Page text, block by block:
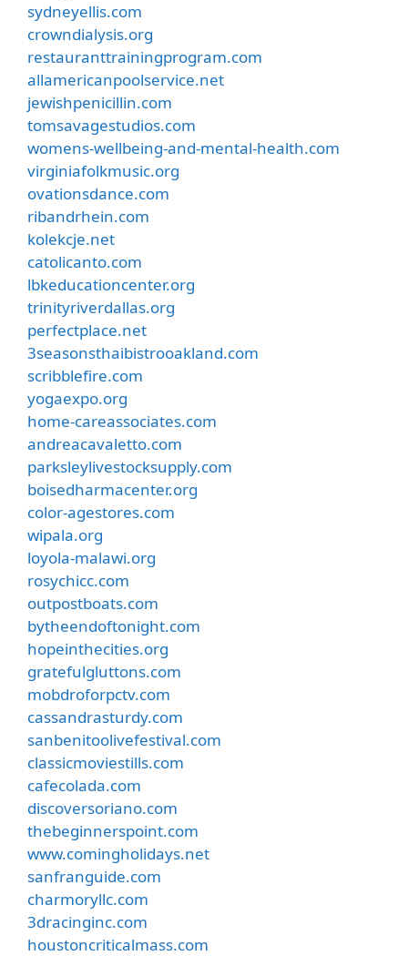
sydneyellis.com
crowndialysis.org
restauranttrainingprogram.com
allamericanpoolservice.net
jewishpenicillin.com
tomsavagestudios.com
womens-wellbeing-and-mental-health.com
virginiafolkmusic.org
ovationsdance.com
ribandrhein.com
kolekcje.net
catolicanto.com
lbkeducationcenter.org
trinityriverdallas.org
perfectplace.net
3seasonsthaibistrooakland.com
scribblefire.com
yogaexpo.org
home-careassociates.com
andreacavaletto.com
parksleylivestocksupply.com
boisedharmacenter.org
color-agestores.com
wipala.org
loyola-malawi.org
rosychicc.com
outpostboats.com
bytheendoftonight.com
hopeinthecities.org
gratefulgluttons.com
mobdroforpctv.com
cassandrasturdy.com
sanbenitoolivefestival.com
classicmoviestills.com
cafecolada.com
discoversoriano.com
thebeginnerspoint.com
www.comingholidays.net
sanfranguide.com
charmoryllc.com
3dracinginc.com
houstoncriticalmass.com